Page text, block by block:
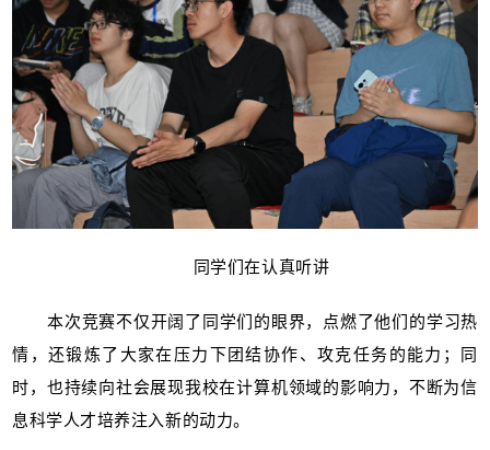
同学们在认真听讲
本次竞赛不仅开阔了同学们的眼界，点燃了他们的学习热
情，还锻炼了大家在压力下团结协作、攻克任务的能力；同
时，也持续向社会展现我校在计算机领域的影响力，不断为信
息科学人才培养注入新的动力。